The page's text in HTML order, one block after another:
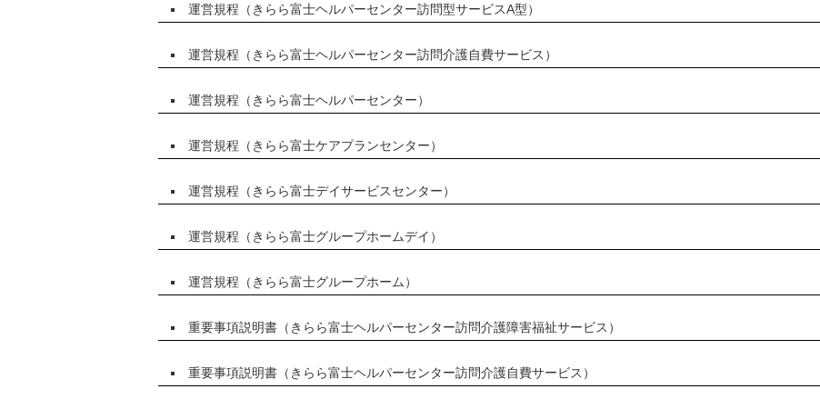
運営規程（きらら富士ヘルパーセンター訪問型サービスA型）
運営規程（きらら富士ヘルパーセンター訪問介護自費サービス）
運営規程（きらら富士ヘルパーセンター）
運営規程（きらら富士ケアプランセンター）
運営規程（きらら富士デイサービスセンター）
運営規程（きらら富士グループホームデイ）
運営規程（きらら富士グループホーム）
重要事項説明書（きらら富士ヘルパーセンター訪問介護障害福祉サービス）
重要事項説明書（きらら富士ヘルパーセンター訪問介護自費サービス）